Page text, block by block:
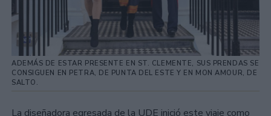
ADEMÁS DE ESTAR PRESENTE EN ST. CLEMENTE, SUS PRENDAS SE
CONSIGUEN EN PETRA, DE PUNTA DEL ESTE Y EN MON AMOUR, DE
SALTO.
La diseñadora egresada de la UDE inició este viaje como